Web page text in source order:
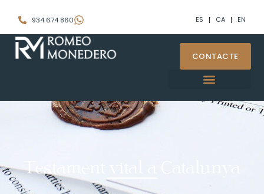
934 674 860 ES CA EN
CONTACTE
Testament vital a Catalunya